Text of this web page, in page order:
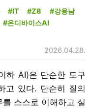
#IT #Z8
#강용남
#온디바이스AI
2026.04.28.
하 AI)은 단순한 도구
고 있다. 단순히 질의
스스로 이해하고 실